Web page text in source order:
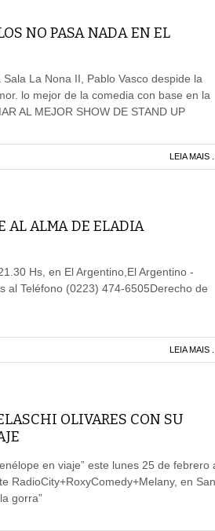
NO PASA NADA EN EL
La Nona II, Pablo Vasco despide la
lo mejor de la comedia con base en la
AL MEJOR SHOW DE STAND UP
LEIA MAIS ...
AL ALMA DE ELADIA
Hs, en El Argentino,El Argentino -
al Teléfono (0223) 474-6505Derecho de
LEIA MAIS ...
OLIVARES CON SU
en viaje” este lunes 25 de febrero
RadioCity+RoxyComedy+Melany, en San
gorra”